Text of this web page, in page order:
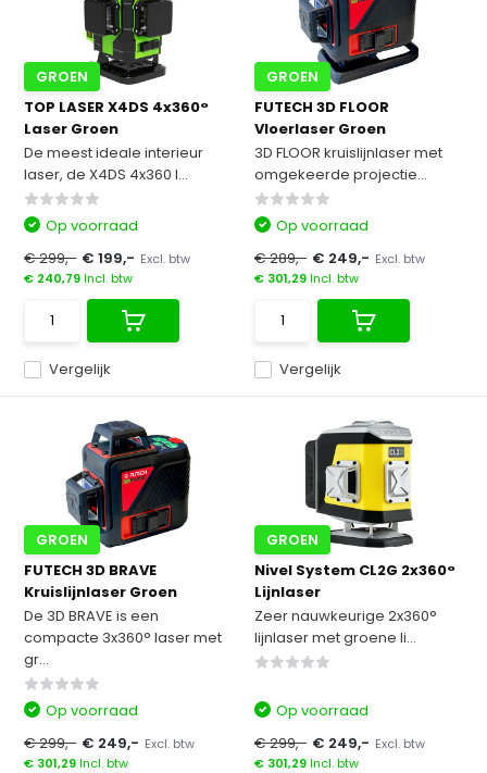
GROEN
TOP LASER X4DS 4x360°
Laser Groen
De meest ideale interieur
laser, de X4DS 4x360 l...
Vergelijk
Op voorraad
€ 299,- € 199,- Excl. btw
€ 240,79Incl. btw
GROEN
FUTECH 3D FLOOR
Vloerlaser Groen
3D FLOOR kruislijnlaser met
omgekeerde projectie...
Vergelijk
Op voorraad
€ 289,- € 249,- Excl. btw
€ 301,29Incl. btw
GROEN
FUTECH 3D BRAVE
Kruislijnlaser Groen
De 3D BRAVE is een
compacte 3x360° laser met
gr...
Op voorraad
€ 299,- € 249,- Excl. btw
€ 301,29Incl. btw
GROEN
Nivel System CL2G 2x360°
Lijnlaser
Zeer nauwkeurige 2x360°
lijnlaser met groene li...
Op voorraad
€ 299,- € 249,- Excl. btw
€ 301,29Incl. btw